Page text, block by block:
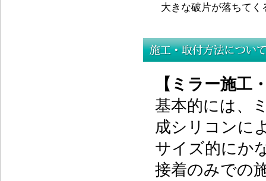
大きな破片が落ちて
【ミラー施工
基本的には、
成シリコンに
サイズ的にか
接着のみでの